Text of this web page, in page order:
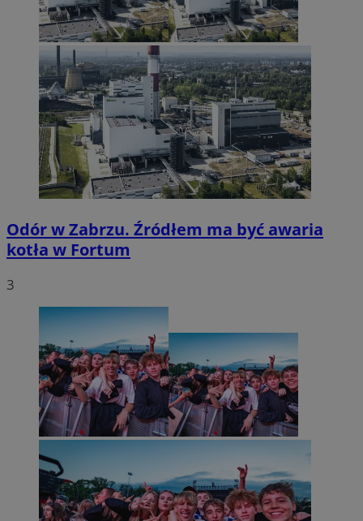
Odór w Zabrzu. Źródłem ma być awaria
kotła w Fortum
3